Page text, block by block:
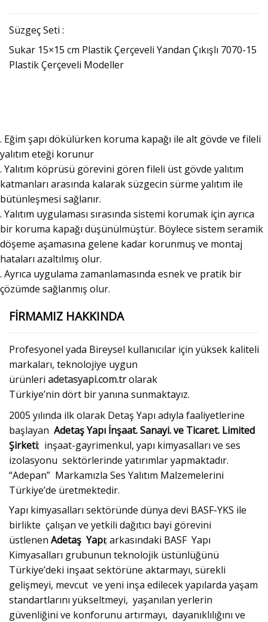
Süzgeç Seti :
Sukar 15×15 cm Plastik Çerçeveli Yandan Çıkışlı 7070-15
Plastik Çerçeveli Modeller
. Eğim şapı dökülürken koruma kapağı ile alt gövde ve fileli
yalıtım eteği korunur
. Yalıtım köprüsü görevini gören fileli üst gövde yalıtım
katmanları arasında kalarak süzgecin sürme yalıtım ile
bütünleşmesi sağlanır.
. Yalıtım uygulaması sırasında sistemi korumak için ayrıca
bir koruma kapağı düşünülmüştür. Böylece sistem seramik
döşeme aşamasına gelene kadar korunmuş ve montaj
hataları azaltılmış olur.
. Ayrıca uygulama zamanlamasında esnek ve pratik bir
çözümde sağlanmış olur.
FİRMAMIZ HAKKINDA
Profesyonel yada Bireysel kullanıcılar için yüksek kaliteli
markaları, teknolojiye uygun
ürünleri adetasyapi.com.trolarak
Türkiye’nin dört bir yanına sunmaktayız.
2005 yılında ilk olarak Detaş Yapı adıyla faaliyetlerine
başlayan Adetaş Yapı İnşaat. Sanayi. ve Ticaret. Limited
Şirketi; inşaat-gayrimenkul, yapı kimyasalları ve ses
izolasyonu sektörlerinde yatırımlar yapmaktadır.
“Adepan” Markamızla Ses Yalıtım Malzemelerini
Türkiye’de üretmektedir.
Yapı kimyasalları sektöründe dünya devi BASF-YKS ile
birlikte çalışan ve yetkili dağıtıcı bayi görevini
üstlenen Adetaş Yapı; arkasındaki BASF Yapı
Kimyasalları grubunun teknolojik üstünlüğünü
Türkiye’deki inşaat sektörüne aktarmayı, sürekli
gelişmeyi, mevcut ve yeni inşa edilecek yapılarda yaşam
standartlarını yükseltmeyi, yaşanılan yerlerin
güvenliğini ve konforunu artırmayı, dayanıklılığını ve